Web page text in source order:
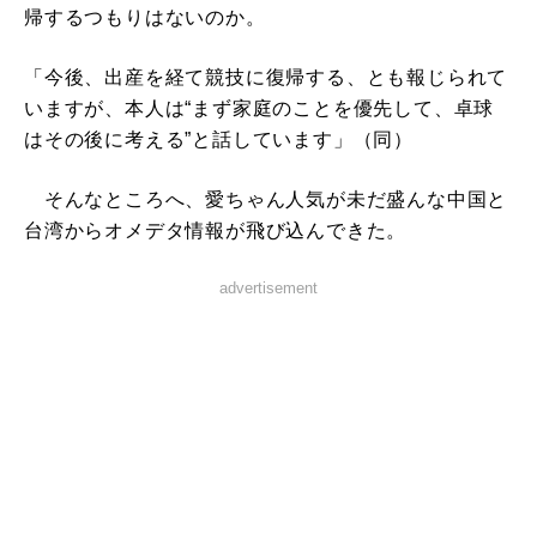
帰するつもりはないのか。
「今後、出産を経て競技に復帰する、とも報じられて
いますが、本人は“まず家庭のことを優先して、卓球
はその後に考える”と話しています」（同）
そんなところへ、愛ちゃん人気が未だ盛んな中国と
台湾からオメデタ情報が飛び込んできた。
advertisement